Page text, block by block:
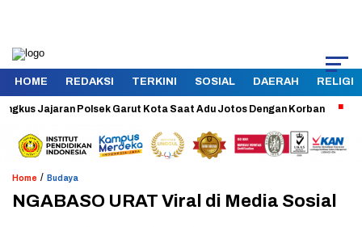
HOME REDAKSI TERKINI SOSIAL DAERAH RELIGI
Polsek Garut Kota Saat Adu Jotos Dengan Korban Aman
Home / Budaya
NGABASO URAT Viral di Media Sosial